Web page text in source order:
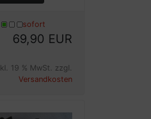
sofort
69,90 EUR
19 % MwSt. zzgl.
Versandkosten